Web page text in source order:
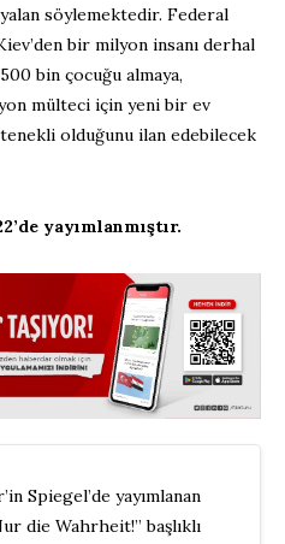
söylemektedir. Federal
bir milyon insanı derhal
bin çocuğu almaya,
mülteci için yeni bir ev
olduğunu ilan edebilecek
yayımlanmıştır.
Spiegel’de yayımlanan
die Wahrheit!” başlıklı